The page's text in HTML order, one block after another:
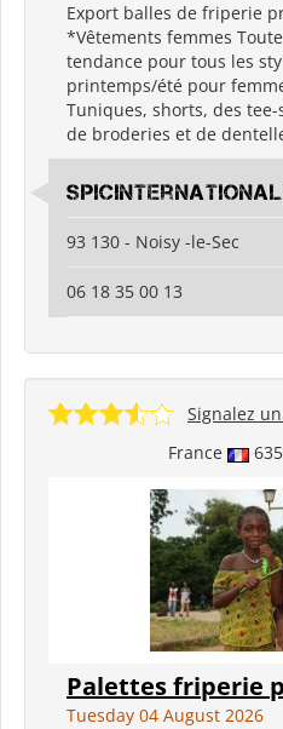
Export balles de friperie
*Vêtements femmes
tendance pour tous les
printemps/été pour
Tuniques, shorts, des
de broderies et de
93 130 - Noisy -le-Sec
06 18 35 00 13
France
Signalez
Palettes friperie
Tuesday 04 August 2026